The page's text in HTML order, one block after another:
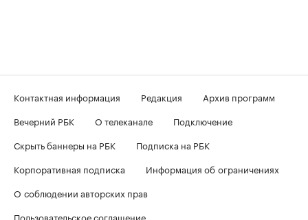
Контактная информация Редакция
Архив программ
Вечерний РБК
О телеканале
Подключение
Скрыть баннеры на РБК
Подписка на РБК
Корпоративная подписка
Информация об ограничениях
О соблюдении авторских прав
Пользовательское соглашение